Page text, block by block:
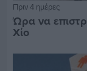
Πριν 4 ημέρες
Ώρα να
Χίο